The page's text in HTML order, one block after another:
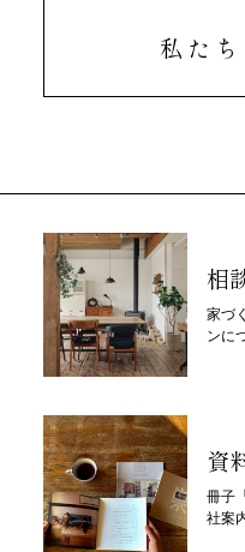
私た
相
家づ
ンに
資
冊子
社案